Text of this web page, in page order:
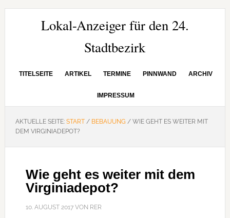
Zur
Hauptnavigation
Zum
Zur
SeitenspalteLokal-Anzeiger für den 24.
Stadtbezirk
TITELSEITE ARTIKEL TERMINE PINNWAND ARCHIV
IMPRESSUM
AKTUELLE SEITE: START / BEBAUUNG /WIE GEHT ES WEITER MIT
DEM VIRGINIADEPOT?
Wie geht es weiter mit dem
Virginiadepot?
10. AUGUST 2017VON RER